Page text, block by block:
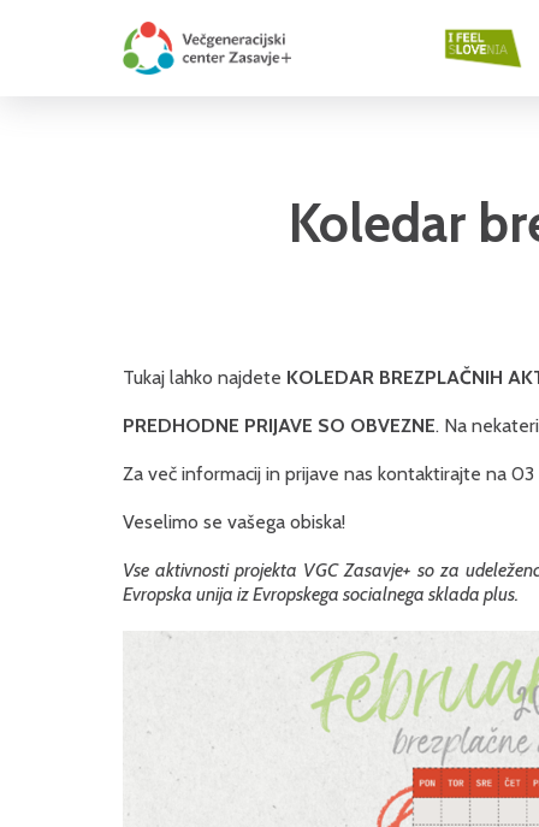
Koledar
Tukaj lahko najdete KOLEDAR BREZPLAČNIH
PREDHODNE PRIJAVE SO OBVEZNE. Na
Za več informacij in prijave nas kontaktirajte na 03
Veselimo se vašega obiska!
Vse aktivnosti projekta VGC Zasavje+ so za
Evropska unija iz Evropskega socialnega sklada plus.